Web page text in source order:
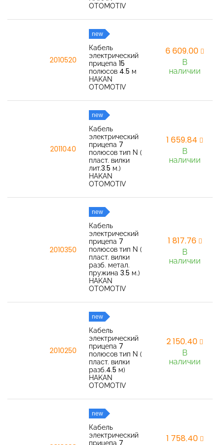
OTOMOTIV
2010520
new
Кабель
электрический
прицепа 15
полюсов 4.5 м
HAKAN
OTOMOTIV
6 609,00
В
наличии
2011040
new
Кабель
электрический
прицепа 7
полюсов тип N (
пласт. вилки
лит.3.5 м.)
HAKAN
OTOMOTIV
1 659,84
В
наличии
2010350
new
Кабель
электрический
прицепа 7
полюсов тип N (
пласт. вилки
разб. метал.
пружина 3.5 м.)
HAKAN
OTOMOTIV
1 817,76
В
наличии
2010250
new
Кабель
электрический
прицепа 7
полюсов тип N (
пласт. вилки
разб.4.5 м)
HAKAN
OTOMOTIV
2 150,40
В
наличии
new
Кабель
электрический
прицепа 7
1 758,40